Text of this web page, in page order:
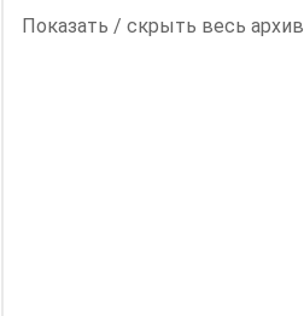
Показать / скрыть весь архив